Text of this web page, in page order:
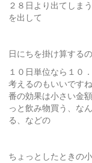
２８日より出てしま
を出して
日にちを掛け算する
１０日単位なら１０
考えるのもいいです
番の効果は小さい金
っと飲み物買う、な
る、などの
ちょっとしたときの